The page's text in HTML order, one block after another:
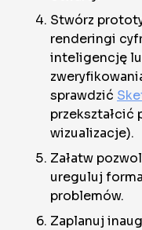
Stwórz
renderingi
inteligencję
sprawdzić
przekształcić
wizualizacje).
Załatw
ureguluj
problemów.
Zaplanuj